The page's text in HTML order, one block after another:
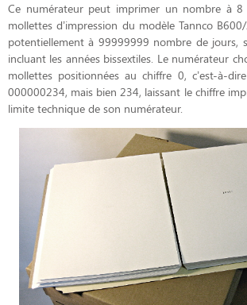
Ce numérateur peut imprimer un nombre à 8
mollettes d’impression du modèle Tannco
potentiellement à 99999999 nombre de jours,
incluant les années bissextiles. Le numérateur
mollettes positionnées au chiffre 0, c’est-à-
000000234, mais bien 234, laissant le chiffre
limite technique de son numérateur.